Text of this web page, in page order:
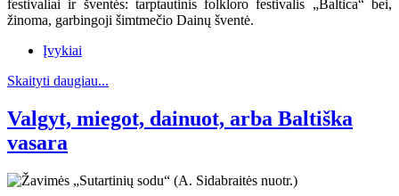
festivaliai ir šventės: tarptautinis folkloro festivalis „Baltica“ bei,
žinoma, garbingoji šimtmečio Dainų šventė.
Įvykiai
Skaityti daugiau...
Valgyt, miegot, dainuot, arba Baltiška
vasara